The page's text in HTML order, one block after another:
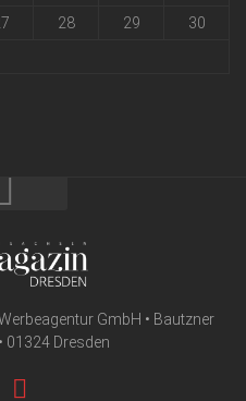
28 29
30
GmbH • Bautzner
01324 Dresden